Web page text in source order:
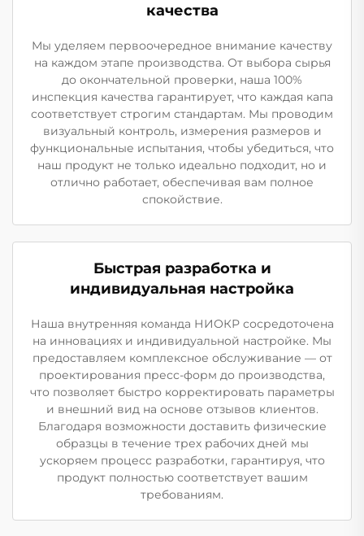
качества
Мы уделяем первоочередное внимание качеству
на каждом этапе производства. От выбора сырья
до окончательной проверки, наша 100%
инспекция качества гарантирует, что каждая капа
соответствует строгим стандартам. Мы проводим
визуальный контроль, измерения размеров и
функциональные испытания, чтобы убедиться, что
наш продукт не только идеально подходит, но и
отлично работает, обеспечивая вам полное
спокойствие.
Быстрая разработка и
индивидуальная настройка
Наша внутренняя команда НИОКР сосредоточена
на инновациях и индивидуальной настройке. Мы
предоставляем комплексное обслуживание — от
проектирования пресс-форм до производства,
что позволяет быстро корректировать параметры
и внешний вид на основе отзывов клиентов.
Благодаря возможности доставить физические
образцы в течение трех рабочих дней мы
ускоряем процесс разработки, гарантируя, что
продукт полностью соответствует вашим
требованиям.